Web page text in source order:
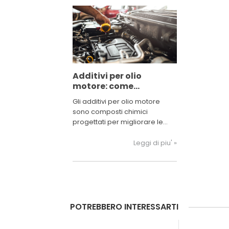
Additivi per olio
motore: come
funzionano
Gli additivi per olio motore
sono composti chimici
progettati per migliorare le
Leggi di piu' »
POTREBBERO INTERESSARTI